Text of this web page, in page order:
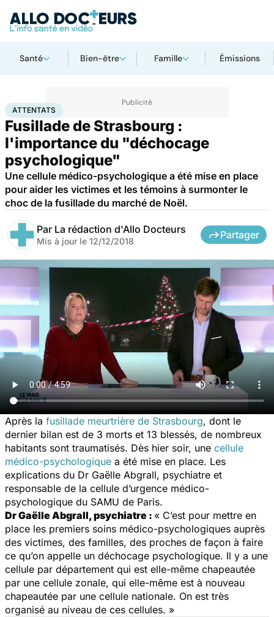
Santé Bien-être Famille Émissions
AccueilSanté Attentats
ATTENTATS
Fusillade de Strasbourg :
l'importance du "déchocage
psychologique"
Une cellule médico-psychologique a été mise en place
pour aider les victimes et les témoins à surmonter le
choc de la fusillade du marché de Noël.
Par La rédaction d'Allo Docteurs
Mis à jour le 12/12/2018
Partager
Après la fusillade meurtrière de Strasbourg, dont le
dernier bilan est de 3 morts et 13 blessés, de nombreux
habitants sont traumatisés. Dès hier soir, une cellule
médico-psychologique a été mise en place. Les
explications du Dr Gaëlle Abgrall, psychiatre et
responsable de la cellule d’urgence médico-
psychologique du SAMU de Paris.
Dr Gaëlle Abgrall, psychiatre : « C’est pour mettre en
place les premiers soins médico-psychologiques auprès
des victimes, des familles, des proches de façon à faire
ce qu’on appelle un déchocage psychologique. Il y a une
cellule par département qui est elle-même chapeautée
par une cellule zonale, qui elle-même est à nouveau
chapeautée par une cellule nationale. On est très
organisé au niveau de ces cellules. »